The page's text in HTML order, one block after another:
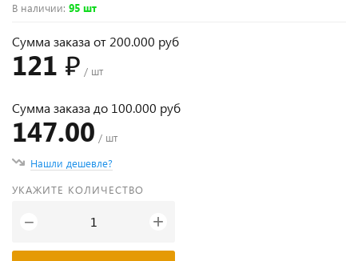
В наличии: 95 шт
Сумма заказа от 200.000 руб
121 ₽ / шт
Сумма заказа до 100.000 руб
147.00 / шт
Нашли дешевле?
УКАЖИТЕ КОЛИЧЕСТВО
− +